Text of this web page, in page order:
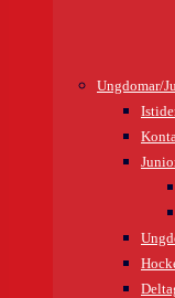
Ungdomar/